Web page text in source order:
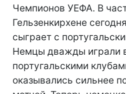
Чемпионов УЕФА. В
Гельзенкирхене
сыграет с
Немцы дважды играли
португальскими
оказывались сильнее